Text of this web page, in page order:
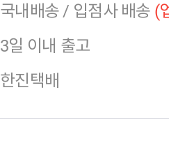
국내배송 / 입점사 배송 (
3일 이내 출고
한진택배